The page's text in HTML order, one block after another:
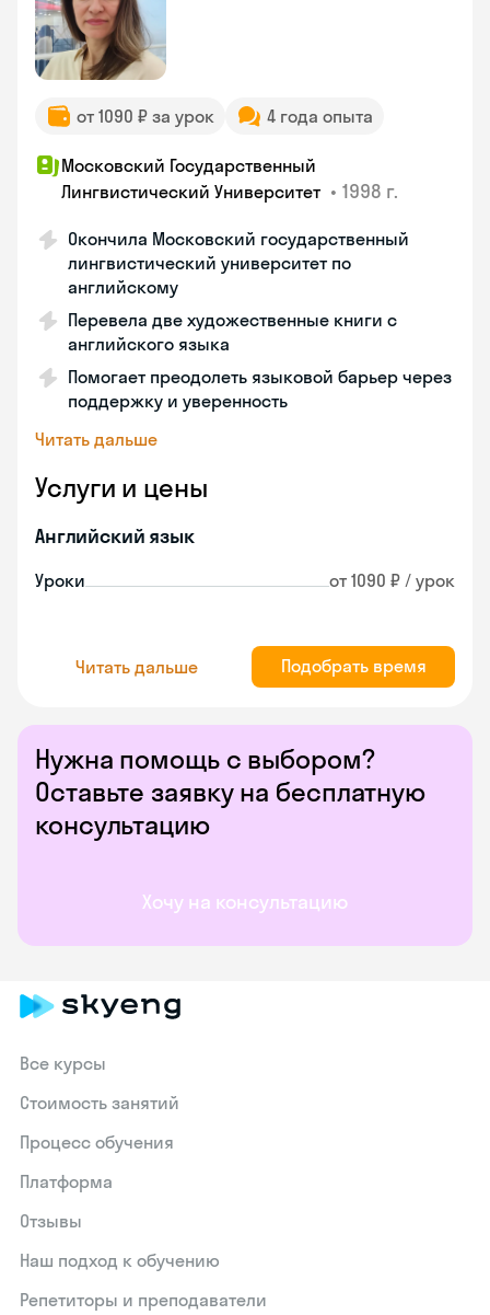
Нужна помощь с выбором?
Оставьте заявку на бесплатную
консультацию
Хочу на консультацию
от 1090 ₽ за урок 4 года опыта
Московский Государственный
Лингвистический Университет • 1998 г.
Окончила Московский государственный
лингвистический университет по
английскому
Перевела две художественные книги с
английского языка
Помогает преодолеть языковой барьер через
поддержку и уверенность
Читать дальше
Услуги и цены
Английский язык
Уроки от 1090 ₽ / урок
Читать дальше Подобрать время
Все курсы
Стоимость занятий
Процесс обучения
Платформа
Отзывы
Наш подход к обучению
Репетиторы и преподаватели